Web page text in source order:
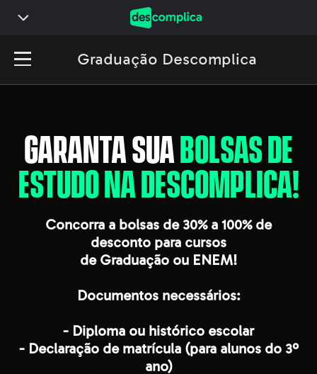
Graduação Descomplica
GARANTA SUABOLSAS DE
ESTUDO NA DESCOMPLICA!
Concorra a bolsas de 30% a 100% de
desconto para cursos
de Graduação ou ENEM!
Documentos necessários:
- Diploma ou histórico escolar
- Declaração de matrícula (para alunos do 3º
ano)